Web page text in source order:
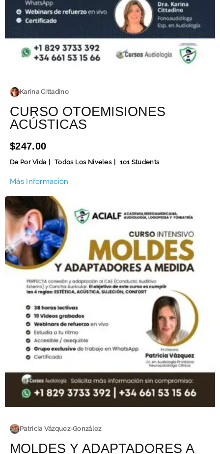
Karina Cittadino
CURSO OTOEMISIONES
ACÚSTICAS
$247.00
De Por Vida Todos Los Niveles 101 Students
Más Información
Patricia Vázquez-González
MOLDES Y ADAPTADORES A